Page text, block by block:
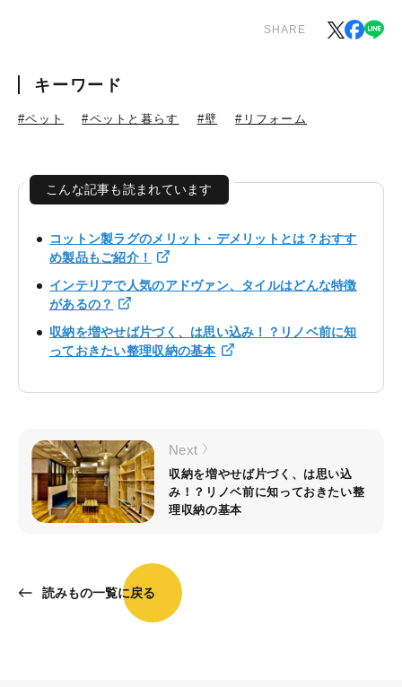
SHARE
キーワード
#ペット #ペットと暮らす #壁 #リフォーム
こんな記事も読まれています
コットン製ラグのメリット・デメリットとは？おすす
め製品もご紹介！
インテリアで人気のアドヴァン、タイルはどんな特徴
があるの？
収納を増やせば片づく、は思い込み！？リノベ前に知
っておきたい整理収納の基本
読みもの一覧に戻る
Next
収納を増やせば片づく、は思い込
み！？リノベ前に知っておきたい整
理収納の基本